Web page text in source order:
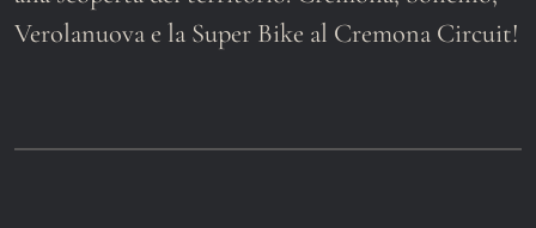
Verolanuova e la Super Bike al Cremona Circuit!